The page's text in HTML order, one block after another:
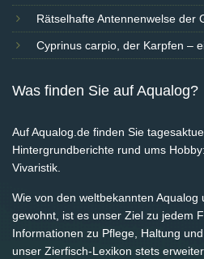
Rätselhafte Antennenwelse der
Cyprinus carpio, der Karpfen –
Was finden Sie auf Aqualog?
Auf Aqualog.de finden Sie
Hintergrundberichte rund ums
Vivaristik.
Wie von den weltbekannten Aqualog
gewohnt, ist es unser Ziel zu jedem
Informationen zu Pflege, Haltung
unser Zierfisch-Lexikon stets